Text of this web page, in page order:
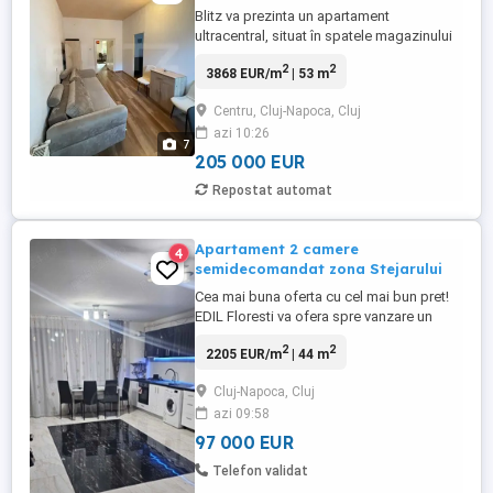
7
Blitz va prezinta un apartament
ultracentral, situat în spatele magazinului
importante atracții ale orașului. La doar 3
cu Catedrala Sfântul Mihail și Monumentul
Matia Corvin, iar Muzeul de Artă este la o
distanță similară. ...
3868 EUR/m2| 53 m2
Centru, Cluj-Napoca, Cluj
azi 10:26
205 000 EUR
Repostat automat
4
Apartament 2 camere
semidecomandat zona Stejarului
Cea mai buna oferta cu cel mai bun pret!
EDIL Floresti va ofera spre vanzare un
inalt din 3 etaje, in FLORESTI, zona
mp. Apartamentul este confort 1
semidecomandat si este dotat cu centrala
proprie, faianta moderna, gresie ...
2205 EUR/m2| 44 m2
Cluj-Napoca, Cluj
azi 09:58
97 000 EUR
Telefon validat